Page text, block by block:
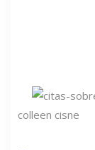
colleen cisne